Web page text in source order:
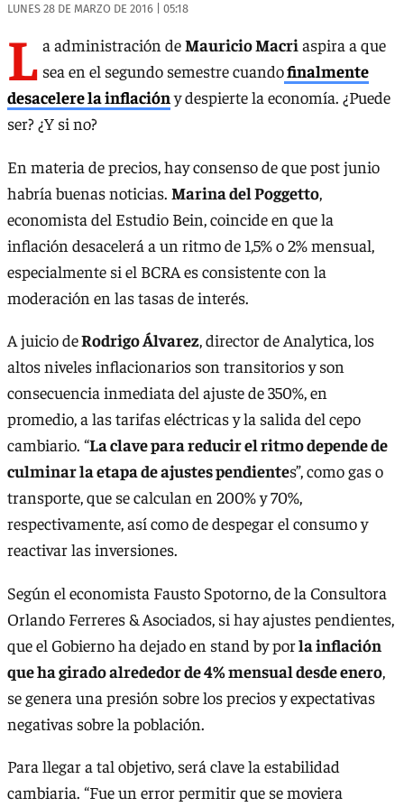
LUNES 28 DE MARZO DE 2016 | 05:18
L a administración deMauricio Macri aspira a que
sea en el segundo semestre cuandofinalmente
desacelere la inflacióny despierte la economía. ¿Puede
ser? ¿Y si no?
En materia de precios, hay consenso de que post junio
habría buenas noticias. Marina del Poggetto,
economista del Estudio Bein, coincide en que la
inflación desacelerá a un ritmo de 1,5% o 2% mensual,
especialmente si el BCRA es consistente con la
moderación en las tasas de interés.
A juicio deRodrigo Álvarez, director de Analytica, los
altos niveles inflacionarios son transitorios y son
consecuencia inmediata del ajuste de 350%, en
promedio, a las tarifas eléctricas y la salida del cepo
cambiario. “La clave para reducir el ritmo depende de
culminar la etapa de ajustes pendientes”, como gas o
transporte, que se calculan en 200% y 70%,
respectivamente, así como de despegar el consumo y
reactivar las inversiones.
Según el economista Fausto Spotorno, de la Consultora
Orlando Ferreres & Asociados, si hay ajustes pendientes,
que el Gobierno ha dejado en stand by porla inflación
que ha girado alrededor de 4% mensual desde enero,
se genera una presión sobre los precios y expectativas
negativas sobre la población.
Para llegar a tal objetivo, será clave la estabilidad
cambiaria. “Fue un error permitir que se moviera